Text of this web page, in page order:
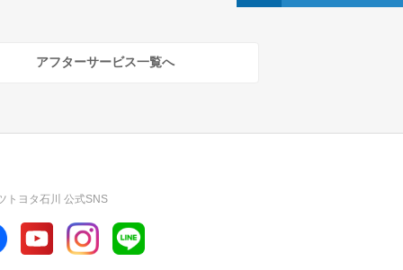
アフターサービス一覧へ
トヨタ石川 公式SNS